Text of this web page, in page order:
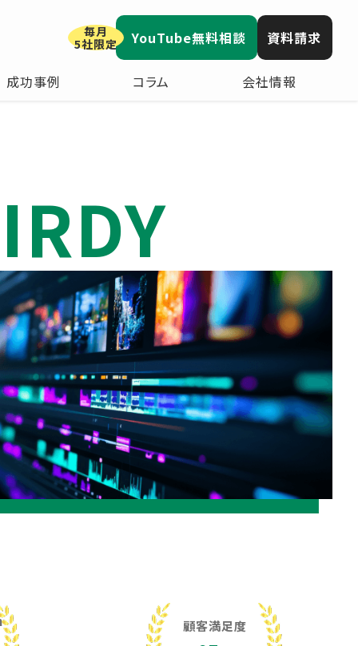
成功事例 コラム 会社情報
毎月
5社限定
YouTube無料相談 資料請求
顧客満足度